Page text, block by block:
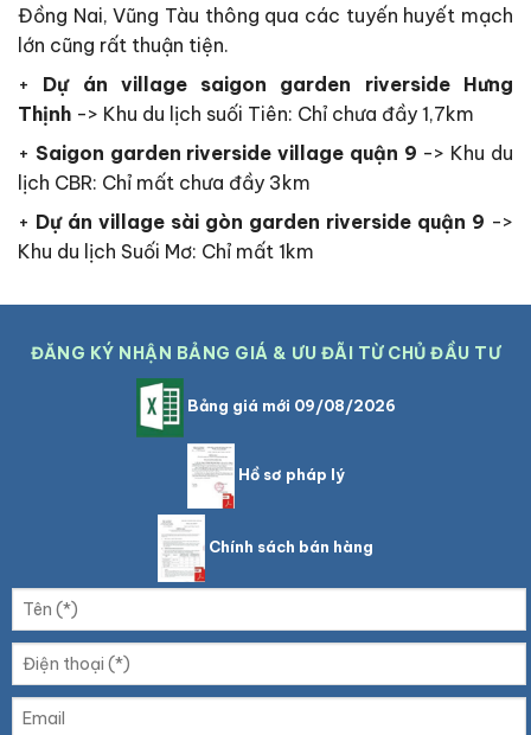
Đồng Nai, Vũng Tàu thông qua các tuyến huyết mạch
lớn cũng rất thuận tiện.
+ Dự án village saigon garden riverside Hưng
Thịnh -> Khu du lịch suối Tiên: Chỉ chưa đầy 1,7km
+ Saigon garden riverside village quận 9 -> Khu du
lịch CBR: Chỉ mất chưa đầy 3km
+ Dự án village sài gòn garden riverside quận 9 ->
Khu du lịch Suối Mơ: Chỉ mất 1km
ĐĂNG KÝ NHẬN BẢNG GIÁ & ƯU ĐÃI TỪ CHỦ ĐẦU TƯ
Bảng giá mới 09/08/2026
Hồ sơ pháp lý
Chính sách bán hàng